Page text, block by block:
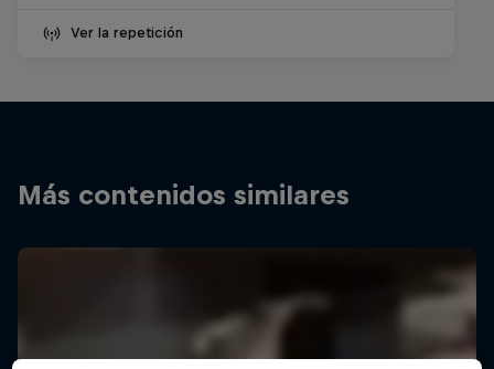
Ver la repetición
Más contenidos similares